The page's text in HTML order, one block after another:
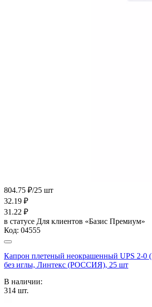
804.75 ₽/25 шт
32.19 ₽
31.22 ₽
в статусе Для клиентов «Базис Премиум»
Код: 04555
Капрон плетеный неокрашенный UPS 2-0
без иглы, Линтекс (РОССИЯ), 25 шт
В наличии:
314 шт.